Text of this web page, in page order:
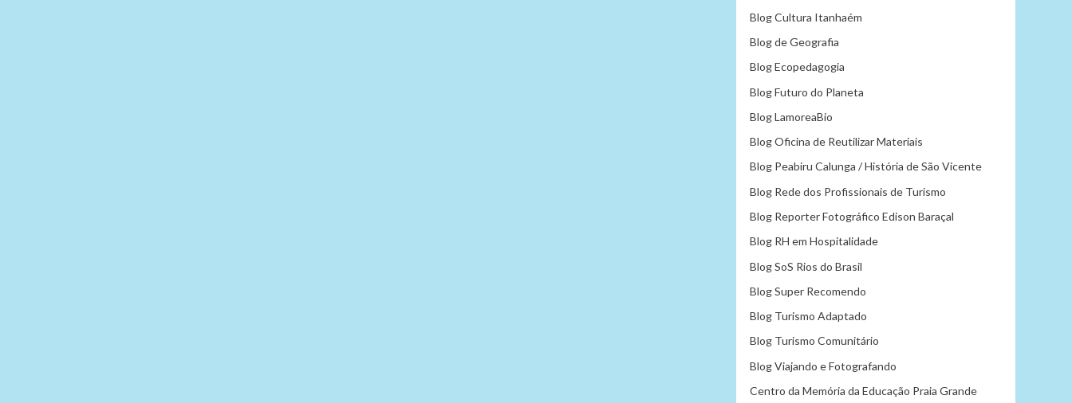
Blog Cultura Itanhaém
Blog de Geografia
Blog Ecopedagogia
Blog Futuro do Planeta
Blog LamoreaBio
Blog Oficina de Reutilizar Materiais
Blog Peabiru Calunga / História de São Vicente
Blog Rede dos Profissionais de Turismo
Blog Reporter Fotográfico Edison Baraçal
Blog RH em Hospitalidade
Blog SoS Rios do Brasil
Blog Super Recomendo
Blog Turismo Adaptado
Blog Turismo Comunitário
Blog Viajando e Fotografando
Centro da Memória da Educação Praia Grande